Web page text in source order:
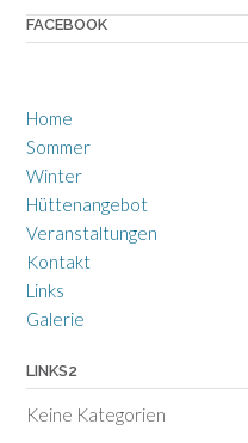
FACEBOOK
Home
Sommer
Winter
Hüttenangebot
Veranstaltungen
Kontakt
Links
Galerie
LINKS2
Keine Kategorien